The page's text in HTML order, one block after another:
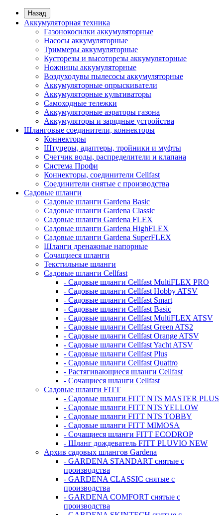
Назад
Аккумуляторная техника
Газонокосилки аккумуляторные
Насосы аккумуляторные
Триммеры аккумуляторные
Кусторезы и высоторезы аккумуляторные
Ножницы аккумуляторные
Воздуходувы пылесосы аккумуляторные
Аккумуляторные опрыскиватели
Аккумуляторные культиваторы
Самоходные тележки
Аккумуляторные аэраторы газона
Аккумуляторы и зарядные устройства
Шланговые соединители, коннекторы
Коннекторы
Штуцеры, адаптеры, тройники и муфты
Счетчик воды, распределители и клапана
Система Профи
Коннекторы, соединители Cellfast
Соединители снятые с производства
Садовые шланги
Садовые шланги Gardena Basic
Садовые шланги Gardena Classic
Садовые шланги Gardena FLEX
Садовые шланги Gardena HighFLEX
Садовые шланги Gardena SuperFLEX
Шланги дренажные напорные
Сочащиеся шланги
Текстильные шланги
Садовые шланги Cellfast
- Садовые шланги Cellfast MultiFLEX PRO
- Садовые шланги Cellfast Hobby ATSV
- Садовые шланги Cellfast Smart
- Садовые шланги Cellfast Basic
- Садовые шланги Cellfast MultiFLEX ATSV
- Садовые шланги Cellfast Green ATS2
- Садовые шланги Cellfast Orange ATSV
- Садовые шланги Cellfast Yacht ATSV
- Садовые шланги Cellfast Plus
- Садовые шланги Cellfast Quattro
- Растягивающиеся шланги Cellfast
- Сочащиеся шланги Cellfast
Садовые шланги FITT
- Садовые шланги FITT NTS MASTER PLUS
- Садовые шланги FITT NTS YELLOW
- Садовые шланги FITT NTS TOBBY
- Садовые шланги FITT MIMOSA
- Сочащиеся шланги FITT ECODROP
- Шланг дождеватель FITT PLUVIO NEW
Архив садовых шлангов Gardena
- GARDENA STANDART снятые с
производства
- GARDENA CLASSIC снятые с
производства
- GARDENA COMFORT снятые с
производства